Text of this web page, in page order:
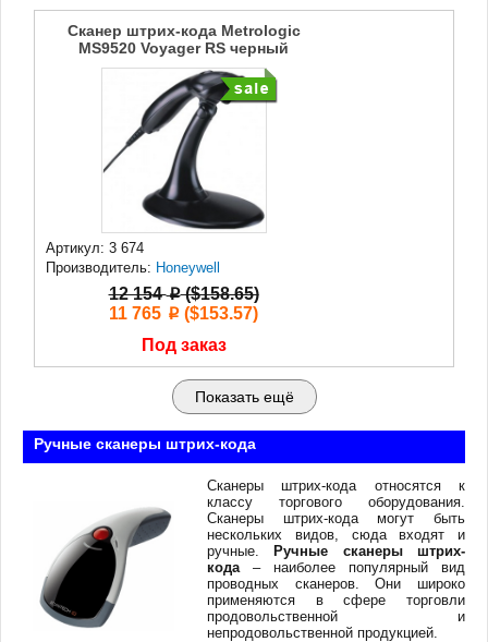
Сканер штрих-кода Metrologic
MS9520 Voyager RS черный
Артикул: 3 674
Производитель: Honeywell
12 154p($158.65)
11 765 p ($153.57)
Под заказ
Показать ещё
Ручные сканеры штрих-кода
Сканеры штрих-кода относятся к
классу торгового оборудования.
Сканеры штрих-кода могут быть
нескольких видов, сюда входят и
ручные.
Ручные сканеры штрих-
кода– наиболее популярный вид
проводных сканеров. Они широко
применяются в сфере торговли
продовольственной и
непродовольственной продукцией.